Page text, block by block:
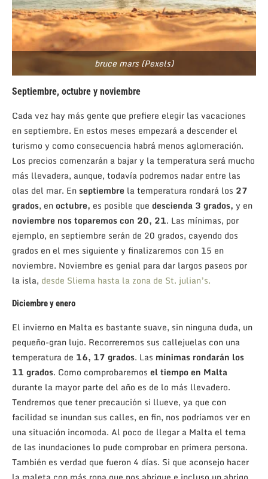
bruce mars (Pexels)
Septiembre, octubre y noviembre
Cada vez hay más gente que prefiere elegir las vacaciones
en septiembre. En estos meses empezará a descender el
turismo y como consecuencia habrá menos aglomeración.
Los precios comenzarán a bajar y la temperatura será mucho
más llevadera, aunque, todavía podremos nadar entre las
olas del mar. Enseptiembre la temperatura rondará los 27
grados, enoctubre, es posible que descienda 3 grados, y en
noviembre nos toparemos con 20, 21. Las mínimas, por
ejemplo, en septiembre serán de 20 grados, cayendo dos
grados en el mes siguiente y finalizaremos con 15 en
noviembre. Noviembre es genial para dar largos paseos por
la isla, desde Sliema hasta la zona de St. julian’s.
Diciembre y enero
El invierno en Malta es bastante suave, sin ninguna duda, un
pequeño-gran lujo. Recorreremos sus callejuelas con una
temperatura de 16, 17 grados. Las mínimas rondarán los
11 grados. Como comprobaremos el tiempo en Malta
durante la mayor parte del año es de lo más llevadero.
Tendremos que tener precaución si llueve, ya que con
facilidad se inundan sus calles, en fin, nos podríamos ver en
una situación incomoda. Al poco de llegar a Malta el tema
de las inundaciones lo pude comprobar en primera persona.
También es verdad que fueron 4 días. Si que aconsejo hacer